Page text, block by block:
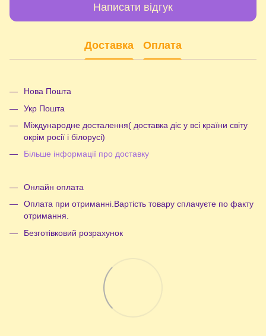
Написати відгук
Доставка Оплата
Нова Пошта
Укр Пошта
Міждународне досталення( доставка діє у всі країни світу
окрім росії і білорусі)
Більше інформації про доставку
Онлайн оплата
Оплата при отриманні.Вартість товару сплачуєте по факту
отримання.
Безготівковий розрахунок